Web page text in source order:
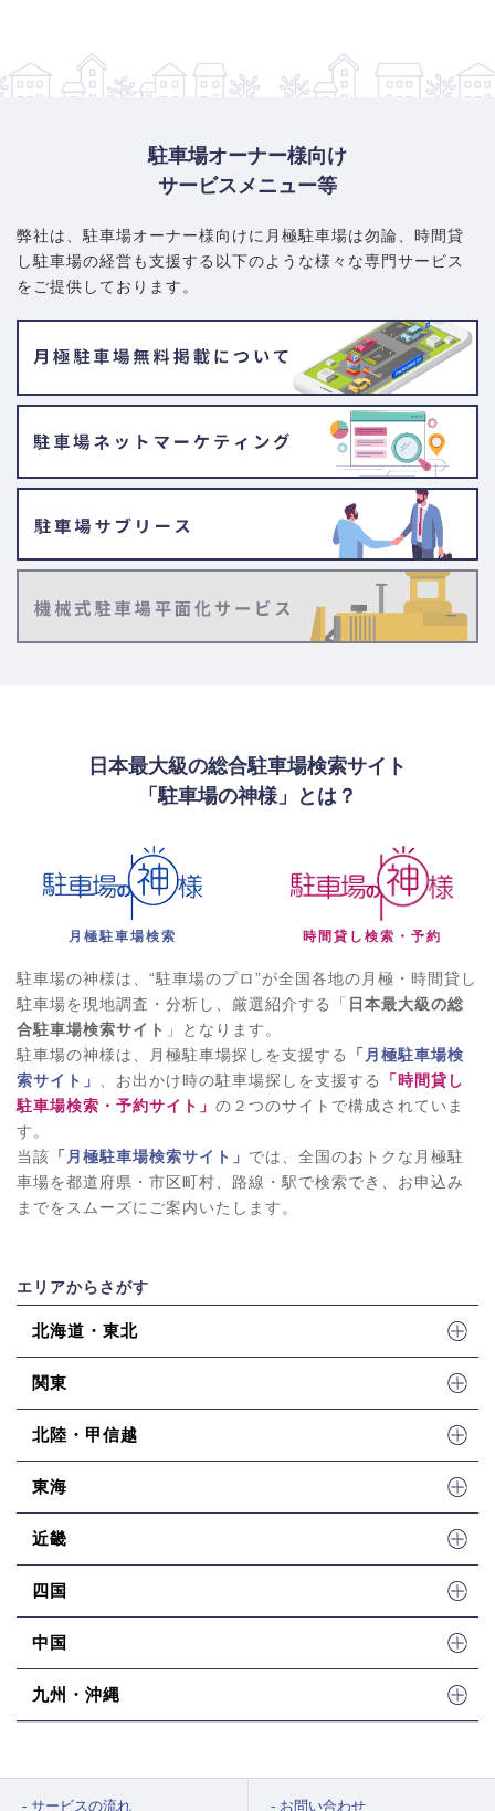
駐車場オーナー様向け
サービスメニュー等
弊社は、駐車場オーナー様向けに月極駐車場は勿論、 時間貸
し駐車場の経営も支援する以下のような様々な専門サービス
をご提供しております。
日本最大級の総合駐車場検索サイト
「駐車場の神様」とは？
月極駐車場検索 時間貸し検索・予約
駐車場の神様は、“駐車場のプロ”が全国各地の月極・時間貸し
駐車場を現地調査・分析し、厳選紹介する「 日本最大級の総
合駐車場検索サイト 」となります。
駐車場の神様は、月極駐車場探しを支援する
「月極駐車場検
索サイト」
、お出かけ時の駐車場探しを支援する
「時間貸し
駐車場検索・予約サイト」 の２つのサイトで構成されていま
す。
当該 「月極駐車場検索サイト」 では、全国のおトクな月極駐
車場を都道府県・市区町村、路線・駅で検索でき、お申込み
までをスムーズにご案内いたします。
エリアからさがす
北海道・東北
関東
北陸・甲信越
東海
近畿
四国
中国
九州・沖縄
サービスの流れ お問い合わせ